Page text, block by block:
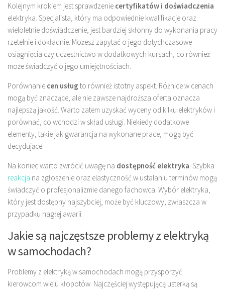
Kolejnym krokiem jest sprawdzenie certyfikatów i doświadczenia
elektryka. Specjalista, który ma odpowiednie kwalifikacje oraz
wieloletnie doświadczenie, jest bardziej skłonny do wykonania pracy
rzetelnie i dokładnie. Możesz zapytać o jego dotychczasowe
osiągnięcia czy uczestnictwo w dodatkowych kursach, co również
może świadczyć o jego umiejętnościach.
Porównanie cen usług to również istotny aspekt. Różnice w cenach
mogą być znaczące, ale nie zawsze najdroższa oferta oznacza
najlepszą jakość. Warto zatem uzyskać wyceny od kilku elektryków i
porównać, co wchodzi w skład usługi. Niekiedy dodatkowe
elementy, takie jak gwarancja na wykonane prace, mogą być
decydujące.
Na koniec warto zwrócić uwagę na dostępność elektryka . Szybka
reakcja na zgłoszenie oraz elastyczność w ustalaniu terminów mogą
świadczyć o profesjonalizmie danego fachowca. Wybór elektryka,
który jest dostępny najszybciej, może być kluczowy, zwłaszcza w
przypadku nagłej awarii.
Jakie są najczęstsze problemy z elektryką
w samochodach?
Problemy z elektryką w samochodach mogą przysporzyć
kierowcom wielu kłopotów. Najczęściej występującą usterką są